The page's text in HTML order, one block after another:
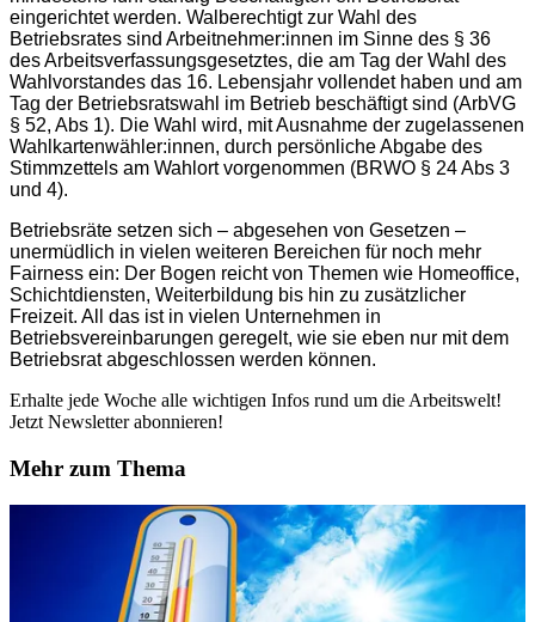
eingerichtet werden. Walberechtigt zur Wahl des
Betriebsrates sind Arbeitnehmer:innen im Sinne des § 36
des Arbeitsverfassungsgesetztes, die am Tag der Wahl des
Wahlvorstandes das 16. Lebensjahr vollendet haben und am
Tag der Betriebsratswahl im Betrieb beschäftigt sind (ArbVG
§ 52, Abs 1). Die Wahl wird, mit Ausnahme der zugelassenen
Wahlkartenwähler:innen, durch persönliche Abgabe des
Stimmzettels am Wahlort vorgenommen (BRWO § 24 Abs 3
und 4).
Betriebsräte setzen sich – abgesehen von Gesetzen –
unermüdlich in vielen weiteren Bereichen für noch mehr
Fairness ein: Der Bogen reicht von Themen wie Homeoffice,
Schichtdiensten, Weiterbildung bis hin zu zusätzlicher
Freizeit. All das ist in vielen Unternehmen in
Betriebsvereinbarungen geregelt, wie sie eben nur mit dem
Betriebsrat abgeschlossen werden können.
Erhalte jede Woche alle wichtigen Infos rund um die Arbeitswelt!
Jetzt Newsletter abonnieren!
Mehr zum Thema